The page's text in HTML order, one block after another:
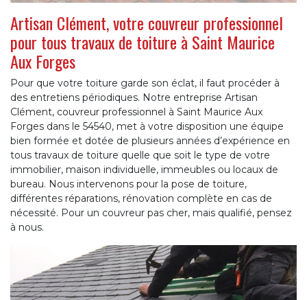
Artisan Clément, votre couvreur professionnel
pour tous travaux de toiture à Saint Maurice
Aux Forges
Pour que votre toiture garde son éclat, il faut procéder à
des entretiens périodiques. Notre entreprise Artisan
Clément, couvreur professionnel à Saint Maurice Aux
Forges dans le 54540, met à votre disposition une équipe
bien formée et dotée de plusieurs années d’expérience en
tous travaux de toiture quelle que soit le type de votre
immobilier, maison individuelle, immeubles ou locaux de
bureau. Nous intervenons pour la pose de toiture,
différentes réparations, rénovation complète en cas de
nécessité. Pour un couvreur pas cher, mais qualifié, pensez
à nous.